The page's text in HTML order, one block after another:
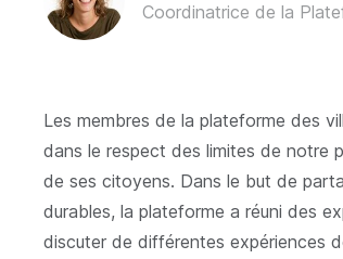
Coordinatrice de la
Les membres de la plateforme des
dans le respect des limites de notre
de ses citoyens. Dans le but de
durables, la plateforme a réuni des
discuter de différentes expériences